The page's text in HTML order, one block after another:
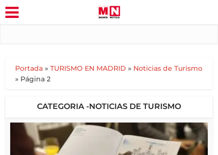
Portada »TURISMO EN MADRID » Noticias de Turismo
» Página 2
CATEGORIA -NOTICIAS DE TURISMO